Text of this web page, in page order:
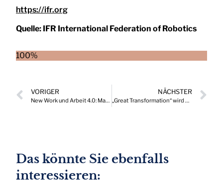
https://ifr.org
Quelle: IFR International Federation of Robotics
100%
VORIGER
New Work und Arbeit 4.0: Massive Auswirkungen auf die Wettbewerbsfähigkeit
NÄCHSTER
„Great Transformation“ wird Kapitalmarktumfeld prägen und beeinflussen
Das könnte Sie ebenfalls
interessieren: